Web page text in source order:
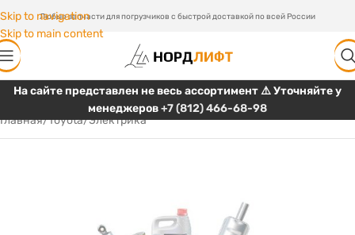
Skip to navigation
Skip to main content
Любые запчасти для погрузчиков с быстрой доставкой по всей России
На сайте представлен не весь ассортимент ⚠️ Уточняйте у
менеджеров+7 (812) 466-68-98
Главная/Toyota/Электрика